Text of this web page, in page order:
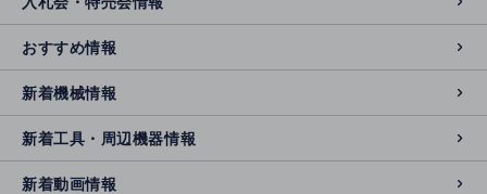
おすすめ情報
新着機械情報
新着工具・周辺機器情報
新着動画情報